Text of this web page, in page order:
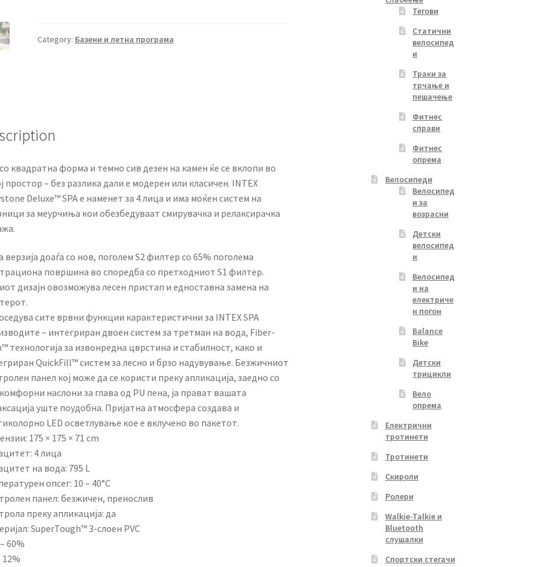
Bubble
–
175
71
cm
quantity
Category: Базени и летна програма
квадратна форма и темно сив дезен на камен ќе се вклопи во
простор – без разлика дали е модерен или класичен. INTEX
Deluxe™ SPA е наменет за 4 лица и има моќен систем на
за меурчиња кои обезбедуваат смирувачка и релаксирачка
верзија доаѓа со нов, поголем S2 филтер со 65% поголема
површина во споредба со претходниот S1 филтер.
дизајн овозможува лесен пристап и едноставна замена на
сите врвни функции карактеристични за INTEX SPA
– интегриран двоен систем за третман на вода, Fiber-
технологија за извонредна цврстина и стабилност, како и
QuickFill™ систем за лесно и брзо надувување. Безжичниот
панел кој може да се користи преку апликација, заедно со
наслони за глава од PU пена, ја прават вашата
уште поудобна. Пријатна атмосфера создава и
LED осветлување кое е вклучено во пакетот.
175 × 175 × 71 cm
4 лица
на вода: 795 L
опсег: 10 – 40°C
панел: безжичен, пренослив
преку апликација: да
SuperTough™ 3-слоен PVC
60%
12%
Тегови
Статични
велосипед
и
Траки за
трчање и
пешачење
Фитнес
справи
Фитнес
опрема
Велосипеди
Велосипед
и за
возрасни
Детски
велосипед
и
Велосипед
и на
електриче
н погон
Balance
Bike
Детски
трицикли
Вело
опрема
Електрични
тротинети
Тротинети
Скироли
Ролери
Walkie-Talkie и
Bluetooth
слушалки
Спортски стегачи